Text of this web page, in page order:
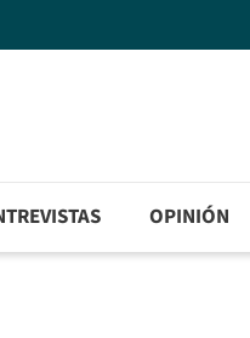
OPINIÓN